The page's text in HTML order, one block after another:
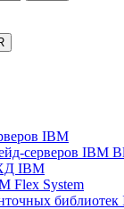
IBM
серверов IBM
IBM
Flex System